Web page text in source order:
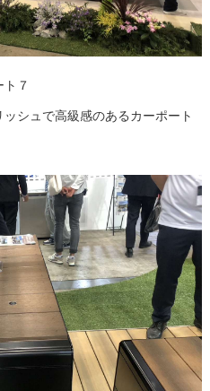
７
シュで高級感のあるカーポート